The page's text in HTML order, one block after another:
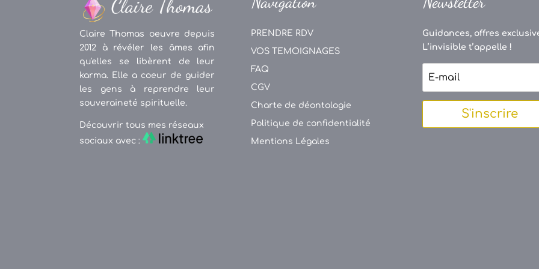
Claire Thomas oeuvre depuis
2012 à révéler les âmes afin
qu'elles se libèrent de leur
karma. Elle a coeur de guider
les gens à reprendre leur
souveraineté spirituelle.
Découvrir tous mes réseaux
sociaux avec :
PRENDRE RDV
VOS TEMOIGNAGES
FAQ
CGV
Charte de déontologie
Politique de confidentialité
Mentions Légales
Guidances, offres
L’invisible t’appelle !
S'inscrire